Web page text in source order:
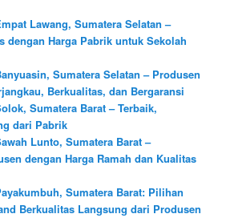
Lawang, Sumatera Selatan –
dengan Harga Pabrik untuk Sekolah
Sumatera Selatan – Produsen
Berkualitas, dan Bergaransi
Sumatera Barat – Terbaik,
dari Pabrik
Lunto, Sumatera Barat –
dengan Harga Ramah dan Kualitas
Sumatera Barat: Pilihan
Berkualitas Langsung dari Produsen